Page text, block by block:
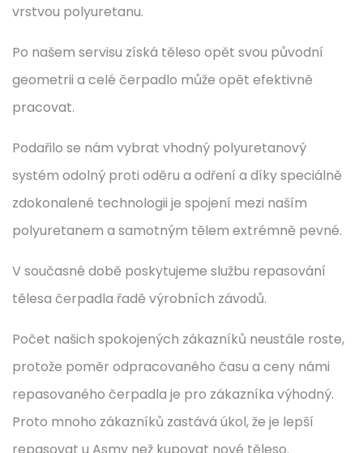
vrstvou polyuretanu.
Po našem servisu získá těleso opět svou původní
geometrii a celé čerpadlo může opět efektivně
pracovat.
Podařilo se nám vybrat vhodný polyuretanový
systém odolný proti oděru a odření a díky speciálně
zdokonalené technologii je spojení mezi naším
polyuretanem a samotným tělem extrémně pevné.
V současné době poskytujeme službu repasování
tělesa čerpadla řadě výrobních závodů.
Počet našich spokojených zákazníků neustále roste,
protože poměr odpracovaného času a ceny námi
repasovaného čerpadla je pro zákazníka výhodný.
Proto mnoho zákazníků zastává úkol, že je lepší